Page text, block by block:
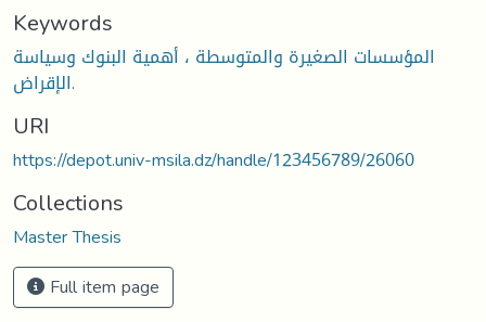
Keywords
المؤسسات الصغيرة والمتوسطة ، أهمية البنوك وسياسة
الإقراض.
URI
https://depot.univ-msila.dz/handle/123456789/26060
Collections
Master Thesis
Full item page